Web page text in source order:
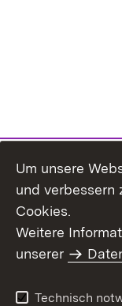
Um unsere
und verbessern
Cookies.
Weitere
unserer
Technisch